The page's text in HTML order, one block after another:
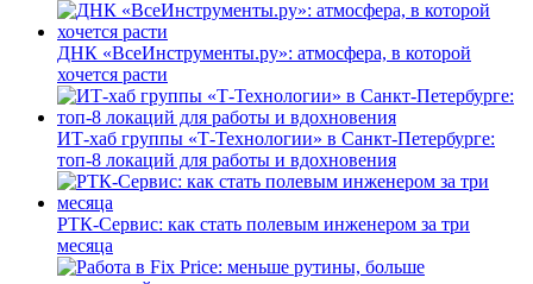
ДНК «ВсеИнструменты.ру»: атмосфера, в которой
хочется расти
ИТ-хаб группы «Т-Технологии» в Санкт-Петербурге:
топ-8 локаций для работы и вдохновения
РТК-Сервис: как стать полевым инженером за три
месяца